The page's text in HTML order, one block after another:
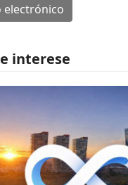
electrónico
interese